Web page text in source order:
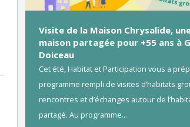
Visite de la Maison Chrysalide,
maison partagée pour +55 ans à
Doiceau
Cet été, Habitat et Participation vous a
programme rempli de visites d’habitats
rencontres et d’échanges autour de
partagé. Au programme...